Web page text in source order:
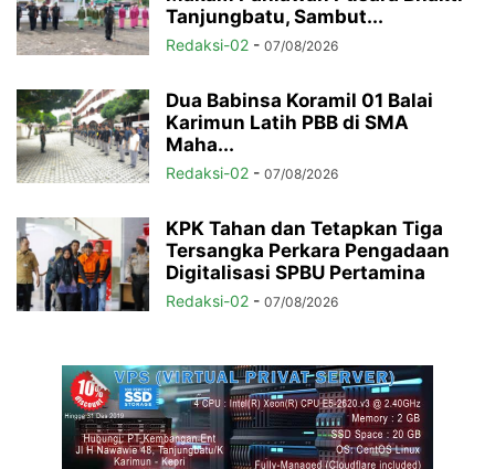
Tanjungbatu, Sambut...
Redaksi-02 - 07/08/2026
Dua Babinsa Koramil 01 Balai
Karimun Latih PBB di SMA
Maha...
Redaksi-02 - 07/08/2026
KPK Tahan dan Tetapkan Tiga
Tersangka Perkara Pengadaan
Digitalisasi SPBU Pertamina
Redaksi-02 - 07/08/2026